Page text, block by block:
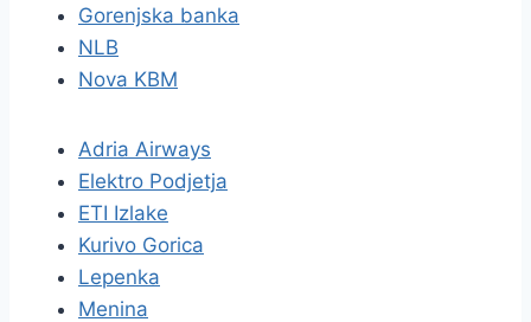
Gorenjska banka
NLB
Nova KBM
Adria Airways
Elektro Podjetja
ETI Izlake
Kurivo Gorica
Lepenka
Menina